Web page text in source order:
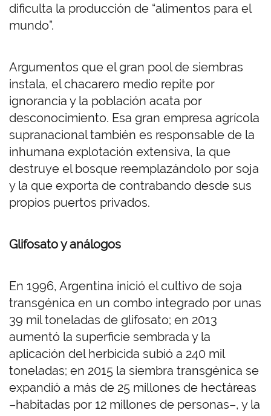
dificulta la producción de “alimentos para el
mundo”.
Argumentos que el gran pool de siembras
instala, el chacarero medio repite por
ignorancia y la población acata por
desconocimiento. Esa gran empresa agrícola
supranacional también es responsable de la
inhumana explotación extensiva, la que
destruye el bosque reemplazándolo por soja
y la que exporta de contrabando desde sus
propios puertos privados.
Glifosato y análogos
En 1996, Argentina inició el cultivo de soja
transgénica en un combo integrado por unas
39 mil toneladas de glifosato; en 2013
aumentó la superficie sembrada y la
aplicación del herbicida subió a 240 mil
toneladas; en 2015 la siembra transgénica se
expandió a más de 25 millones de hectáreas
–habitadas por 12 millones de personas–, y la